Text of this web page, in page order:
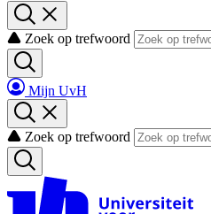
Zoek op trefwoord
Mijn UvH
Zoek op trefwoord